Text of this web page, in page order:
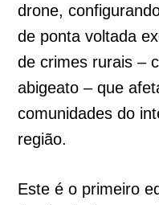
drone,
de ponta voltada
de crimes rurais –
abigeato – que
comunidades do
região.
Este é o primeiro